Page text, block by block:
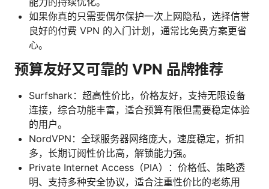
如果你真的只需要偶尔保护一次上网隐私，选择信誉
良好的付费 VPN 的入门计划，通常比免费方案更省
心。
预算友好又可靠的 VPN 品牌推荐
Surfshark：超高性价比，价格友好，支持无限设备
连接，综合功能丰富，适合预算有限但需要稳定体验
的用户。
NordVPN：全球服务器网络庞大，速度稳定，折扣
多，长期订阅性价比高，解锁能力强。
Private Internet Access（PIA）：价格低、策略透
明、支持多种安全协议，适合注重性价比的老练用